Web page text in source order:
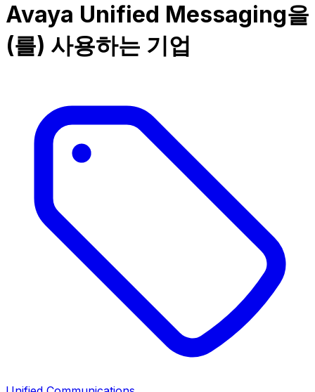
Avaya Unified Messaging을
(를) 사용하는 기업